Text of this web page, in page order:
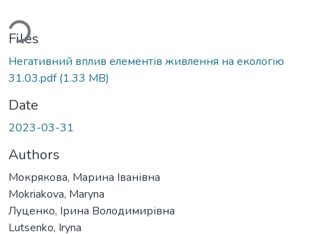
Files
Негативний вплив елементів живлення на екологію
31.03.pdf(1.33 MB)
Date
2023-03-31
Authors
Мокрякова, Марина Іванівна
Mokriakova, Maryna
Луценко, Ірина Володимирівна
Lutsenko, Iryna